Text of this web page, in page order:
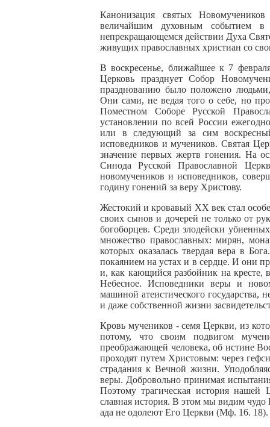
Канонизация святых
величайшим духовным событием
непрекращающемся действии Духа
живущих православных христиан со
В воскресенье, ближайшее к 7
Церковь празднует Собор
празднованию было положено
Они сами, не ведая того о себе, но
Поместном Соборе Русской
установлении по всей России
или в следующий за сим
исповедников и мучеников. Святая
значение первых жертв гонения. На
Синода Русской Православной
новомучеников и исповедников,
годину гонений за веру Христову.
Жестокий и кровавый XX век стал
своих сынов и дочерей не только от
богоборцев. Среди злодейски
множество православных: мирян,
которых оказалась твердая вера в
покаянием на устах и в сердце. И они
и, как кающийся разбойник на кресте,
Небесное. Исповедники веры и
машиной атеистического
и даже собственной жизни
Кровь мучеников - семя Церкви, из
потому, что своим подвигом
преображающей человека, об истине
проходят путем Христовым: через
страдания к Вечной жизни.
веры. Добровольно принимая
Поэтому трагическая история
славная история. В этом мы видим чудо
ада не одолеют Его Церкви (Мф. 16. 18).